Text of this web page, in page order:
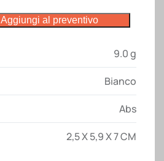
Aggiungi al preventivo
9.0 g
Bianco
Abs
2,5 X 5,9 X 7 CM